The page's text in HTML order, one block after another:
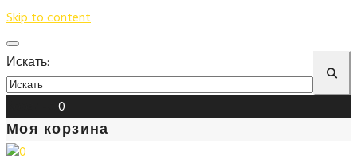
Skip to content
Искать:
0
Моя корзина
0